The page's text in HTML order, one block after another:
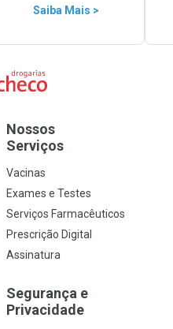
Saiba Mais >
Nossos
Serviços
Vacinas
Exames e Testes
Serviços Farmacêuticos
Prescrição Digital
Assinatura
Segurança e
Privacidade